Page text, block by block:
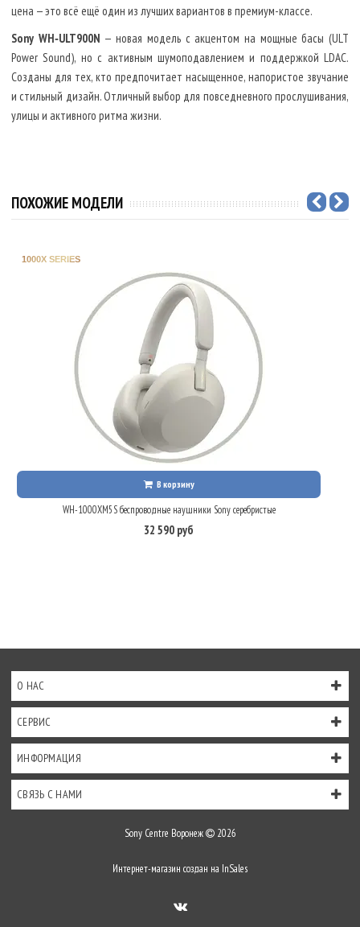
цена — это всё ещё один из лучших вариантов в премиум-классе.
Sony WH‑ULT900N — новая модель с акцентом на мощные басы (ULT
Power Sound), но с активным шумоподавлением и поддержкой LDAC.
Созданы для тех, кто предпочитает насыщенное, напористое звучание
и стильный дизайн. Отличный выбор для повседневного прослушивания,
улицы и активного ритма жизни.
ПОХОЖИЕ МОДЕЛИ
1000X SERIES
В корзину
WH-1000XM5S беспроводные наушники Sony серебристые
32 590 руб
О НАС
СЕРВИС
ИНФОРМАЦИЯ
СВЯЗЬ С НАМИ
Sony Centre Воронеж 2026
Интернет-магазин создан на InSales